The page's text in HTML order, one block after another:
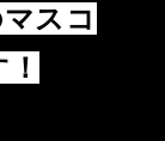
スコ